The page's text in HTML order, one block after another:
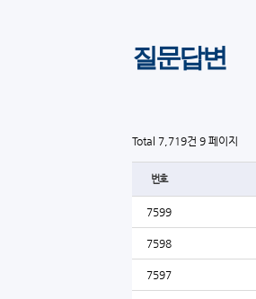
질문답변
Total 7,719건 9 페이지
번호
7599
7598
7597